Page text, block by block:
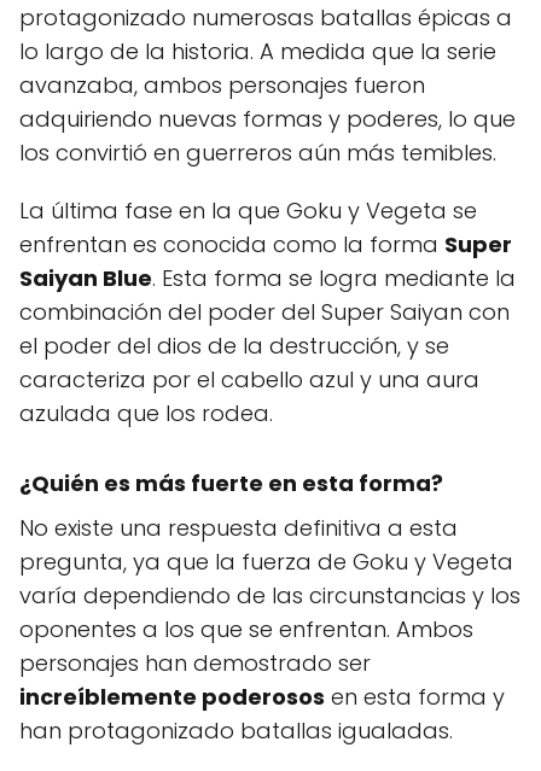
protagonizado numerosas batallas épicas a
lo largo de la historia. A medida que la serie
avanzaba, ambos personajes fueron
adquiriendo nuevas formas y poderes, lo que
los convirtió en guerreros aún más temibles.
La última fase en la que Goku y Vegeta se
enfrentan es conocida como la forma Super
Saiyan Blue. Esta forma se logra mediante la
combinación del poder del Super Saiyan con
el poder del dios de la destrucción, y se
caracteriza por el cabello azul y una aura
azulada que los rodea.
¿Quién es más fuerte en esta forma?
No existe una respuesta definitiva a esta
pregunta, ya que la fuerza de Goku y Vegeta
varía dependiendo de las circunstancias y los
oponentes a los que se enfrentan. Ambos
personajes han demostrado ser
increíblemente poderosos en esta forma y
han protagonizado batallas igualadas.